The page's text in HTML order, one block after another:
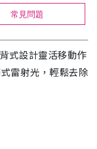
常見問題
式設計靈活移動作
雷射光，輕鬆去除